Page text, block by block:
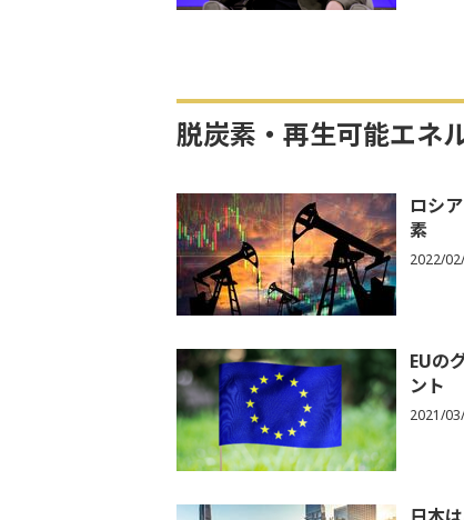
脱炭素・再生可能エネ
ロシ
素
2022/
EUの
ント
2021/